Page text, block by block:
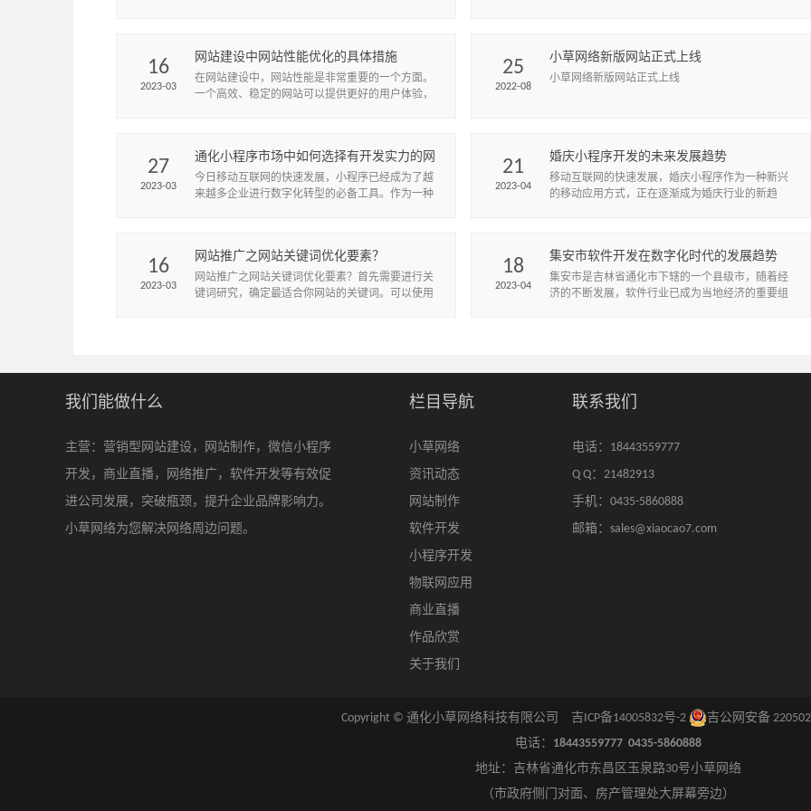
16
2023-03
网站建设中网站性能优化的具体措施
在网站建设中，网站性能是非常重要的一个方面。
一个高效、稳定的网站可以提供更好的用户体验，
25
2022-08
小草网络新版网站正式上线
小草网络新版网站正式上线
27
2023-03
通化小程序市场中如何选择有开发实力的网
络公司？
​今日移动互联网的快速发展，小程序已经成为了越
来越多企业进行数字化转型的必备工具。作为一种
21
2023-04
婚庆小程序开发的未来发展趋势
​移动互联网的快速发展，婚庆小程序作为一种新兴
的移动应用方式，正在逐渐成为婚庆行业的新趋
16
2023-03
网站推广之网站关键词优化要素？
网站推广之网站关键词优化要素？首先需要进行关
键词研究，确定最适合你网站的关键词。可以使用
18
2023-04
集安市软件开发在数字化时代的发展趋势
集安市是吉林省通化市下辖的一个县级市，随着经
济的不断发展，软件行业已成为当地经济的重要组
我们能做什么
主营：营销型网站建设，网站制作，微信小程序
开发，商业直播，网络推广，软件开发等有效促
进公司发展，突破瓶颈，提升企业品牌影响力。
小草网络为您解决网络周边问题。
栏目导航
小草网络
资讯动态
网站制作
软件开发
小程序开发
物联网应用
商业直播
作品欣赏
关于我们
联系我们
电话：18443559777
Q Q：21482913
手机：0435-5860888
邮箱：sales@xiaocao7.com
Copyright © 通化小草网络科技有限公司 吉ICP备14005832号-2
吉公网安备
电话： 18443559777 0435-5860888
地址：吉林省通化市东昌区玉泉路30号小草网络
（市政府侧门对面、房产管理处大屏幕旁边）